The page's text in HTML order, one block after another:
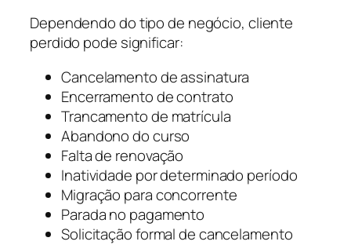
Dependendo do tipo de negócio, cliente
perdido pode significar:
Cancelamento de assinatura
Encerramento de contrato
Trancamento de matrícula
Abandono do curso
Falta de renovação
Inatividade por determinado período
Migração para concorrente
Parada no pagamento
Solicitação formal de cancelamento